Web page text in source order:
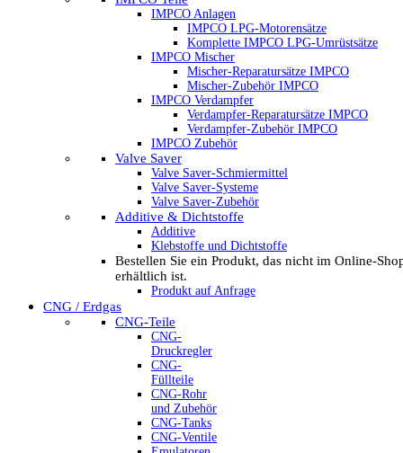
IMPCO Anlagen
IMPCO LPG-Motorensätze
Komplette IMPCO LPG-Umrüstsätze
IMPCO Mischer
Mischer-Reparatursätze IMPCO
Mischer-Zubehör IMPCO
IMPCO Verdampfer
Verdampfer-Reparatursätze IMPCO
Verdampfer-Zubehör IMPCO
IMPCO Zubehör
Valve Saver
Valve Saver-Schmiermittel
Valve Saver-Systeme
Valve Saver-Zubehör
Additive & Dichtstoffe
Additive
Klebstoffe und Dichtstoffe
Bestellen Sie ein Produkt, das nicht im Online-
erhältlich ist.
Produkt auf Anfrage
CNG / Erdgas
CNG-Teile
CNG-
Druckregler
CNG-
Füllteile
CNG-Rohr
und Zubehör
CNG-Tanks
CNG-Ventile